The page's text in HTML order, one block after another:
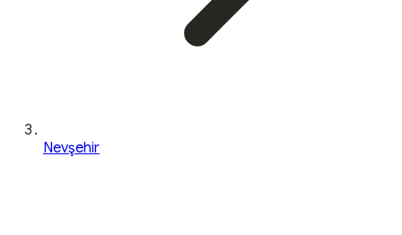
Nevşehir